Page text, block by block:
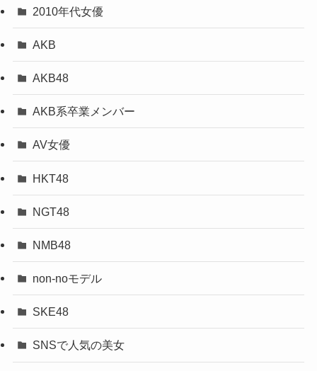
2010年代女優
AKB
AKB48
AKB系卒業メンバー
AV女優
HKT48
NGT48
NMB48
non-noモデル
SKE48
SNSで人気の美女